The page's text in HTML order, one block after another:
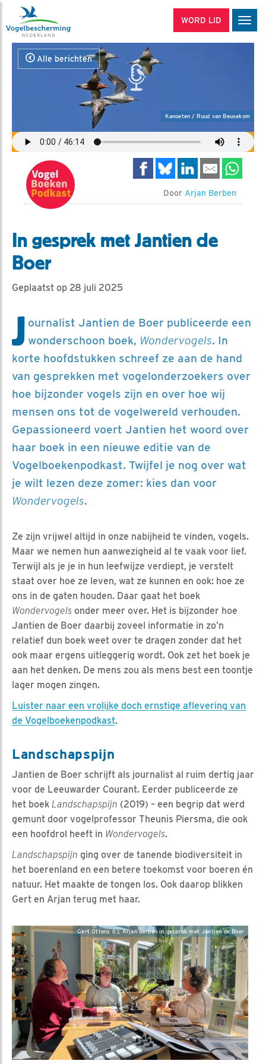
WORD LID
Alle berichten
Kanoeten / Ruud van Beusekom
Door Arjan Berben
In gesprek met Jantien de
Boer
Geplaatst op 28 juli 2025
J ournalist Jantien de Boer publiceerde een
wonderschoon boek, Wondervogels. In
korte hoofdstukken schreef ze aan de hand
van gesprekken met vogelonderzoekers over
hoe bijzonder vogels zijn en over hoe wij
mensen ons tot de vogelwereld verhouden.
Gepassioneerd voert Jantien het woord over
haar boek in een nieuwe editie van de
Vogelboekenpodkast. Twijfel je nog over wat
je wilt lezen deze zomer: kies dan voor
Wondervogels.
Ze zijn vrijwel altijd in onze nabijheid te vinden, vogels.
Maar we nemen hun aanwezigheid al te vaak voor lief.
Terwijl als je je in hun leefwijze verdiept, je verstelt
staat over hoe ze leven, wat ze kunnen en ook: hoe ze
ons in de gaten houden. Daar gaat het boek
Wondervogels onder meer over. Het is bijzonder hoe
Jantien de Boer daarbij zoveel informatie in zo’n
relatief dun boek weet over te dragen zonder dat het
ook maar ergens uitleggerig wordt. Ook zet het boek je
aan het denken. De mens zou als mens best een toontje
lager mogen zingen.
Luister naar een vrolijke doch ernstige aflevering van
de Vogelboekenpodkast.
Landschapspijn
Jantien de Boer schrijft als journalist al ruim dertig jaar
voor de Leeuwarder Courant. Eerder publiceerde ze
het boek Landschapspijn (2019) – een begrip dat werd
gemunt door vogelprofessor Theunis Piersma, die ook
een hoofdrol heeft in Wondervogels.
Landschapspijn ging over de tanende biodiversiteit in
het boerenland en een betere toekomst voor boeren én
natuur. Het maakte de tongen los. Ook daarop blikken
Gert en Arjan terug met haar.
Gert Ottens (l.), Arjan Berben in gesprek met Jantien de Boer